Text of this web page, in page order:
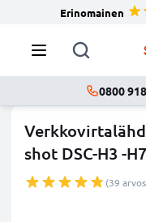
Erinomainen
0800
shot DSC-H3 -
(39